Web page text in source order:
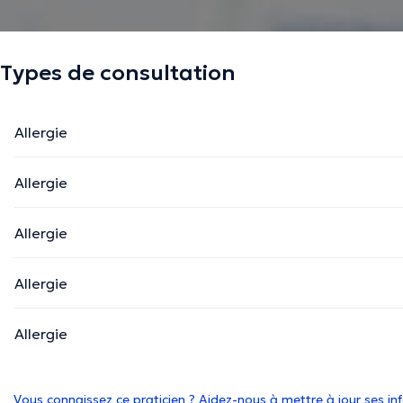
Types de consultation
Allergie
Allergie
Allergie
Allergie
Allergie
Vous connaissez ce praticien ? Aidez-nous à mettre à jour ses